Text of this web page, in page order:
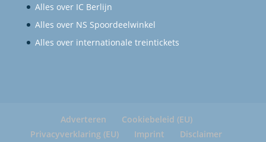
Alles over IC Berlijn
Alles over NS Spoordeelwinkel
Alles over internationale treintickets
Adverteren
Cookiebeleid (EU)
Privacyverklaring (EU)
Imprint Disclaimer